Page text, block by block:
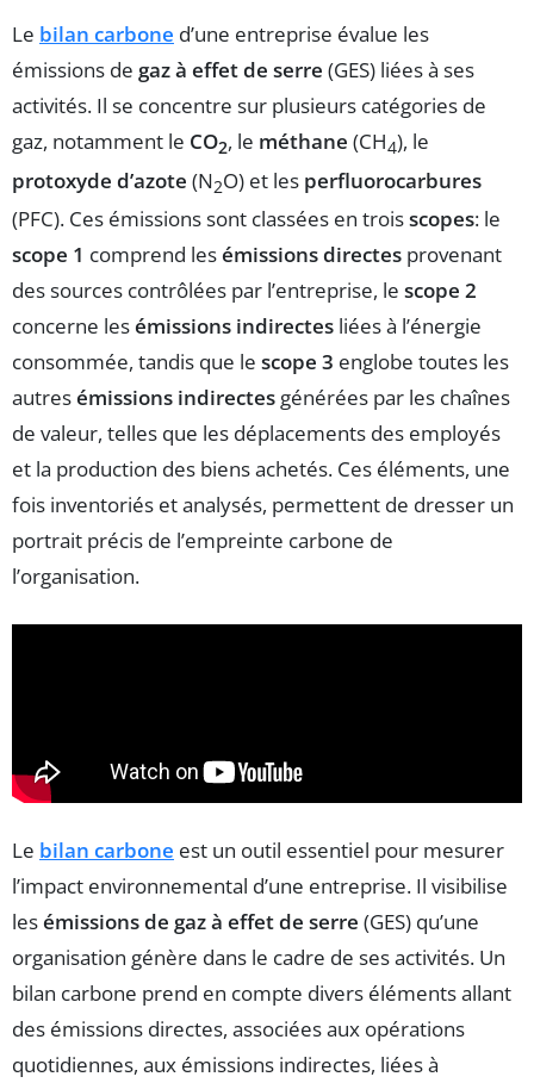
Le bilan carbone d’une entreprise évalue les
émissions de gaz à effet de serre (GES) liées à ses
activités. Il se concentre sur plusieurs catégories de
gaz, notamment le CO2, le méthane (CH4), le
protoxyde d’azote (N2O) et les perfluorocarbures
(PFC). Ces émissions sont classées en troisscopes: le
scope 1 comprend lesémissions directes provenant
des sources contrôlées par l’entreprise, le scope 2
concerne lesémissions indirectes liées à l’énergie
consommée, tandis que le scope 3 englobe toutes les
autresémissions indirectes générées par les chaînes
de valeur, telles que les déplacements des employés
et la production des biens achetés. Ces éléments, une
fois inventoriés et analysés, permettent de dresser un
portrait précis de l’empreinte carbone de
l’organisation.
Le bilan carbone est un outil essentiel pour mesurer
l’impact environnemental d’une entreprise. Il visibilise
lesémissions de gaz à effet de serre (GES) qu’une
organisation génère dans le cadre de ses activités. Un
bilan carbone prend en compte divers éléments allant
des émissions directes, associées aux opérations
quotidiennes, aux émissions indirectes, liées à